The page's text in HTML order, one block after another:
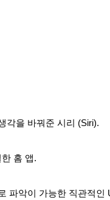
각을 바꿔준 시리 (Siri).
홈 앱.
파악이 가능한 직관적인